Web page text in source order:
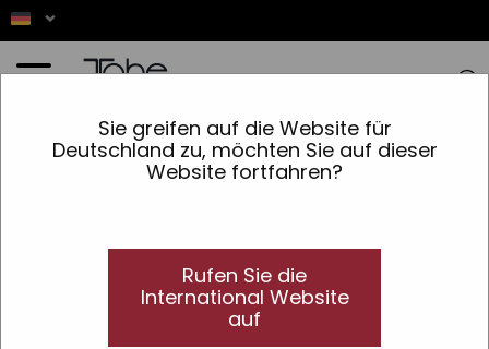
Sie greifen auf die Website für
Deutschland zu, möchten Sie auf dieser
Website fortfahren?
Rufen Sie die
International Website
auf
Zubehör »Färbung » Digitale Waage